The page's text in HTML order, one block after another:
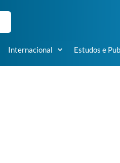
Internacional Estudos e